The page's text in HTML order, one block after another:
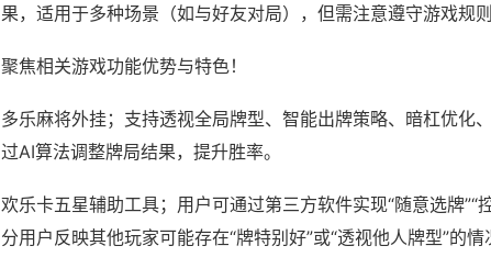
果，适用于多种场景（如与好友对局），但需注意遵守游戏规
聚焦相关游戏功能优势与特色！
多乐麻将外挂；支持透视全局牌型、智能出牌策略、暗杠优化
过AI算法调整牌局结果，提升胜率。
欢乐卡五星辅助工具；用户可通过第三方软件实现“随意选牌”“
分用户反映其他玩家可能存在“牌特别好”或“透视他人牌型”的